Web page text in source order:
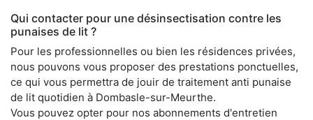
Qui contacter pour une désinsectisation contre les
punaises de lit ?
Pour les professionnelles ou bien les résidences privées,
nous pouvons vous proposer des prestations ponctuelles,
ce qui vous permettra de jouir de traitement anti punaise
de lit quotidien à Dombasle-sur-Meurthe.
Vous pouvez opter pour nos abonnements d'entretien